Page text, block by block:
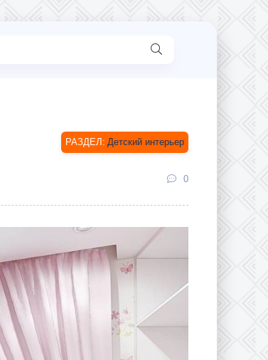
Детский интерьер
0